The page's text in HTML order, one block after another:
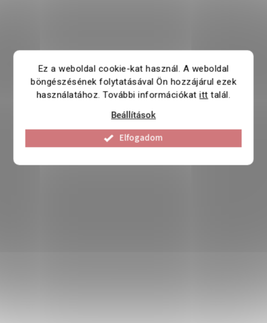
Ez a weboldal cookie-kat használ. A weboldal
böngészésének folytatásával Ön hozzájárul ezek
használatához. További információkatitt talál.
Beállítások
Elfogadom